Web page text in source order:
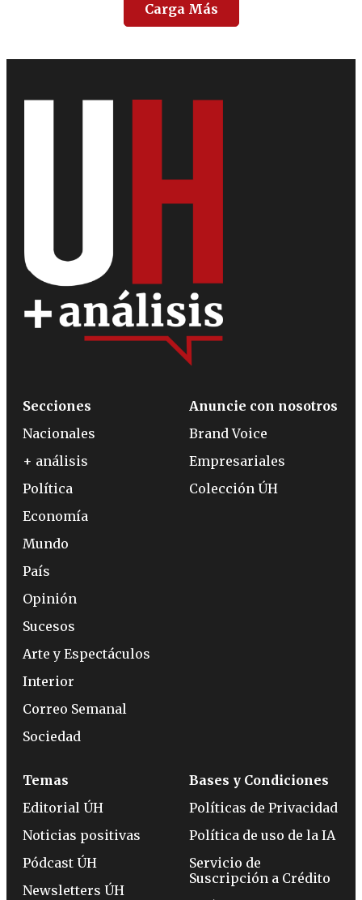
Carga Más
Secciones
Nacionales
+ análisis
Política
Economía
Mundo
País
Opinión
Sucesos
Arte y Espectáculos
Interior
Correo Semanal
Sociedad
Anuncie con nosotros
Brand Voice
Empresariales
Colección ÚH
Temas
Editorial ÚH
Noticias positivas
Pódcast ÚH
Newsletters ÚH
Bases y Condiciones
Políticas de Privacidad
Política de uso de la IA
Servicio de
Suscripción a Crédito